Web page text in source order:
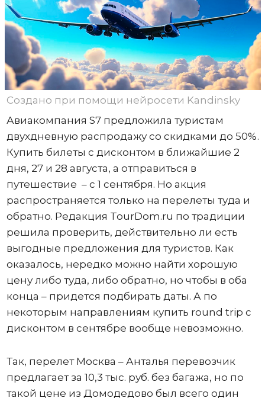
Создано при помощи нейросети Kandinsky
Авиакомпания S7 предложила туристам
двухдневную распродажу со скидками до 50%.
Купить билеты с дисконтом в ближайшие 2
дня, 27 и 28 августа, а отправиться в
путешествие – с 1 сентября. Но акция
распространяется только на перелеты туда и
обратно. Редакция TourDom.ru по традиции
решила проверить, действительно ли есть
выгодные предложения для туристов. Как
оказалось, нередко можно найти хорошую
цену либо туда, либо обратно, но чтобы в оба
конца – придется подбирать даты. А по
некоторым направлениям купить round trip с
дисконтом в сентябре вообще невозможно.
Так, перелет Москва – Анталья перевозчик
предлагает за 10,3 тыс. руб. без багажа, но по
такой цене из Домодедово был всего один